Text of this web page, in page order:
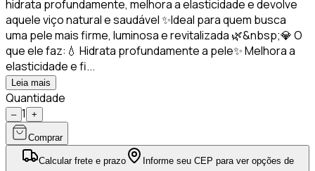
hidrata profundamente, melhora a elasticidade e devolve
aquele viço natural e saudável ✨Ideal para quem busca
uma pele mais firme, luminosa e revitalizada 🌿&nbsp;💎 O
que ele faz:💧 Hidrata profundamente a pele✨ Melhora a
elasticidade e fi...
Leia mais
Quantidade
– 1 +
Comprar
Calcular frete e prazo
Informe seu CEP para ver opções de